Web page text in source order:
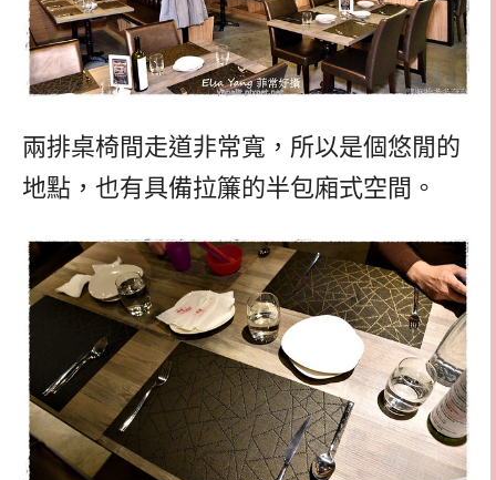
兩排桌椅間走道非常寬，所以是個悠閒的
地點，也有具備拉簾的半包廂式空間。